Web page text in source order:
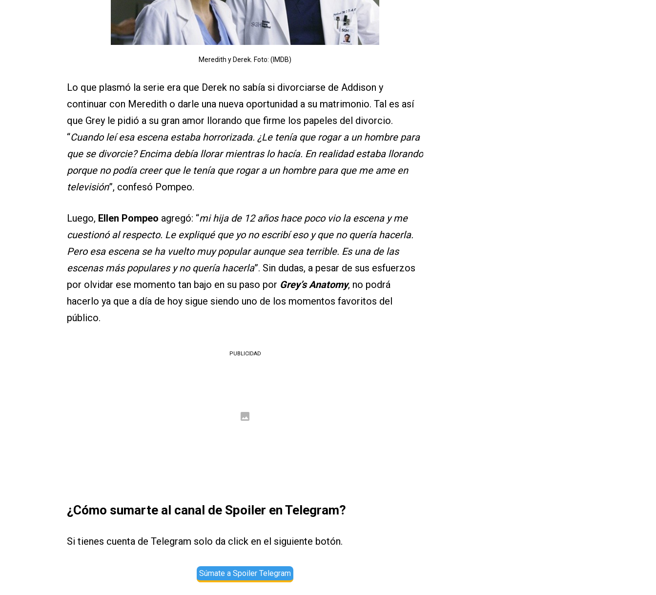
Meredith y Derek. Foto: (IMDB)
Lo que plasmó la serie era que Derek no sabía si divorciarse de Addison y
continuar con Meredith o darle una nueva oportunidad a su matrimonio. Tal es así
que Grey le pidió a su gran amor llorando que firme los papeles del divorcio.
“Cuando leí esa escena estaba horrorizada. ¿Le tenía que rogar a un hombre para
que se divorcie? Encima debía llorar mientras lo hacía. En realidad estaba llorando
porque no podía creer que le tenía que rogar a un hombre para que me ame en
televisión”, confesó Pompeo.
Luego, Ellen Pompeo agregó: “mi hija de 12 años hace poco vio la escena y me
cuestionó al respecto. Le expliqué que yo no escribí eso y que no quería hacerla.
Pero esa escena se ha vuelto muy popular aunque sea terrible. Es una de las
escenas más populares y no quería hacerla”. Sin dudas, a pesar de sus esfuerzos
por olvidar ese momento tan bajo en su paso por Grey’s Anatomy, no podrá
hacerlo ya que a día de hoy sigue siendo uno de los momentos favoritos del
público.
PUBLICIDAD
¿Cómo sumarte al canal de Spoiler en Telegram?
Si tienes cuenta de Telegram solo da click en el siguiente botón.
Súmate a Spoiler Telegram